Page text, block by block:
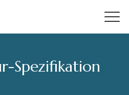
Spezifikation